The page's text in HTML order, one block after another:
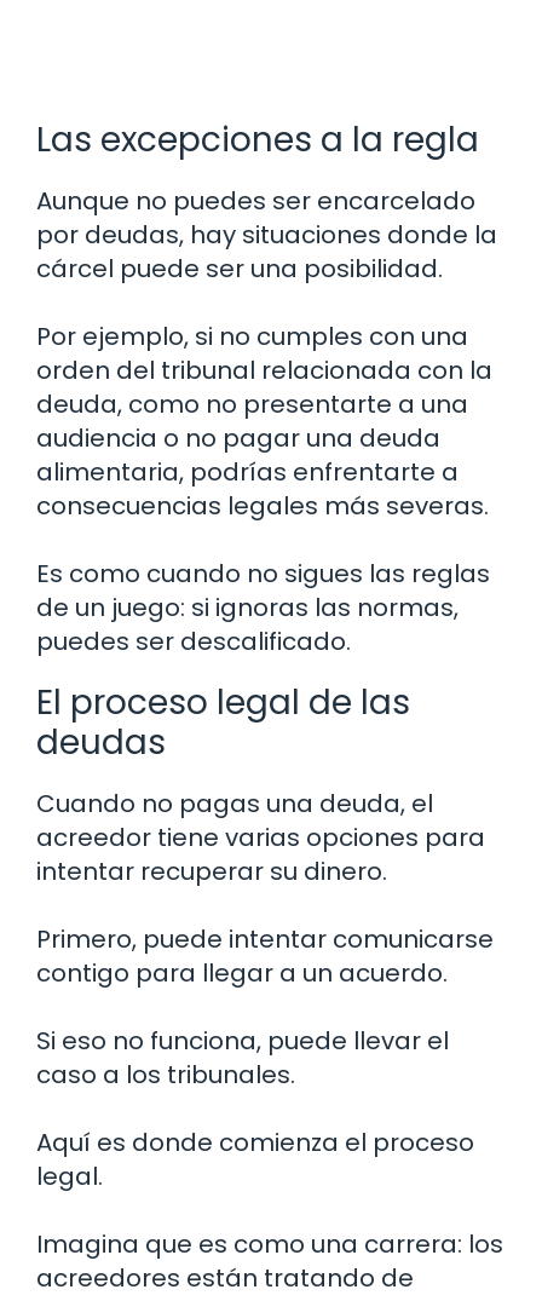
Las excepciones a la regla
Aunque no puedes ser encarcelado
por deudas, hay situaciones donde la
cárcel puede ser una posibilidad.
Por ejemplo, si no cumples con una
orden del tribunal relacionada con la
deuda, como no presentarte a una
audiencia o no pagar una deuda
alimentaria, podrías enfrentarte a
consecuencias legales más severas.
Es como cuando no sigues las reglas
de un juego: si ignoras las normas,
puedes ser descalificado.
El proceso legal de las
deudas
Cuando no pagas una deuda, el
acreedor tiene varias opciones para
intentar recuperar su dinero.
Primero, puede intentar comunicarse
contigo para llegar a un acuerdo.
Si eso no funciona, puede llevar el
caso a los tribunales.
Aquí es donde comienza el proceso
legal.
Imagina que es como una carrera: los
acreedores están tratando de